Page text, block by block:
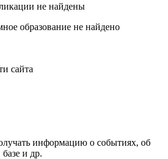
не найдены
образование не найдено
сайта
информацию о событиях, об
и др.